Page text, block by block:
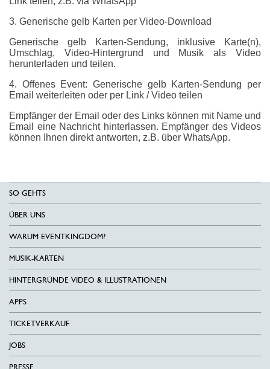
3. Generische gelb Karten per Video-Download
Generische gelb Karten-Sendung, inklusive Karte(n),
Umschlag, Video-Hintergrund und Musik als Video
herunterladen und teilen.
4. Offenes Event: Generische gelb Karten-Sendung per
Email weiterleiten oder per Link / Video teilen
Empfänger der Email oder des Links können mit Name und
Email eine Nachricht hinterlassen. Empfänger des Videos
können Ihnen direkt antworten, z.B. über WhatsApp.
SO GEHTS
ÜBER UNS
WARUM EVENTKINGDOM?
MUSIK-KARTEN
HINTERGRÜNDE VIDEO & ILLUSTRATIONEN
APPS
TICKETVERKAUF
JOBS
PRESSE